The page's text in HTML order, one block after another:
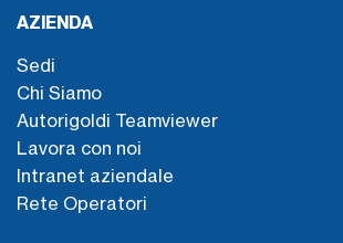
AZIENDA
Sedi
Chi Siamo
Autorigoldi Teamviewer
Lavora con noi
Intranet aziendale
Rete Operatori